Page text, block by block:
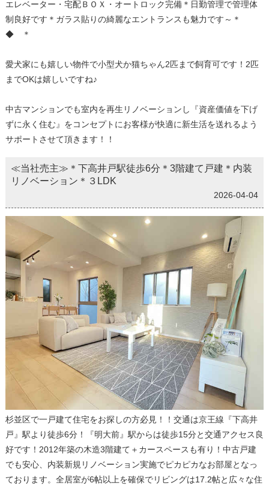
エレベーター・宅配ＢＯＸ・オートロック完備＊日勤管理で管理体
制良好です＊ガラス貼りの綺麗なエントランスも魅力です～＊
◆ ＊
愛犬家にも嬉しい物件で小型犬か猫ちゃん2匹まで飼育可です！2匹
までOKは嬉しいですね♪
中古マンションでも室内を再生リノベーションし『資産価値を下げ
ずに永く住む』をコンセプトにお客様が快適に新生活を送れるよう
サポートさせて頂きます！！
≪当社売主≫＊下高井戸駅徒歩6分＊3階建て戸建＊内装
リノベーション＊３LDK
2026-04-04
杉並区で一戸建て住宅をお探しの方必見！！交通は京王線『下高井
戸』駅より徒歩6分！『明大前』駅からは徒歩15分と交通アクセス良
好です！2012年築の木造3階建て＋カースペースも有り！中古戸建
でも安心、内装新規リノベーション実施でピカピカなお部屋となっ
ております。全居室が6帖以上を確保でリビングは17.2帖と広々な住